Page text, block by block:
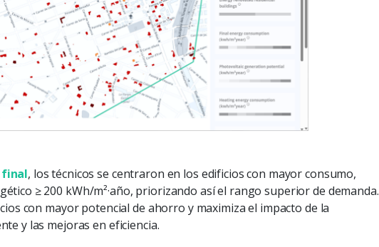
final, los técnicos se centraron en los edificios con mayor consumo,
≥ 200 kWh/m²·año, priorizando así el rango superior de demanda.
con mayor potencial de ahorro y maximiza el impacto de la
y las mejoras en eficiencia.